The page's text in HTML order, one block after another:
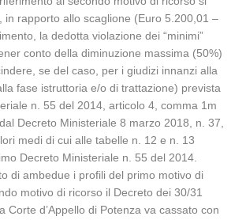
in rapporto allo scaglione (Euro 5.200,01 –
la dedotta violazione dei “minimi”
conto della diminuzione massima (50%)
se del caso, per i giudizi innanzi alla
fase istruttoria e/o di trattazione) prevista
n. 55 del 2014, articolo 4, comma 1m
Decreto Ministeriale 8 marzo 2018, n. 37,
medi di cui alle tabelle n. 12 e n. 13
Decreto Ministeriale n. 55 del 2014.
di ambedue i profili del primo motivo di
motivo di ricorso il Decreto dei 30/31
Corte d’Appello di Potenza va cassato con